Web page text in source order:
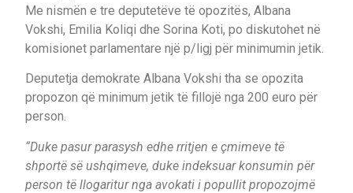
Me nismën e tre deputetëve të opozitës, Albana
Vokshi, Emilia Koliqi dhe Sorina Koti, po diskutohet në
komisionet parlamentare një p/ligj për minimumin jetik.
Deputetja demokrate Albana Vokshi tha se opozita
propozon që minimum jetik të fillojë nga 200 euro për
person.
“Duke pasur parasysh edhe rritjen e çmimeve të
shportë së ushqimeve, duke indeksuar konsumin për
person të llogaritur nga avokati i popullit propozojmë